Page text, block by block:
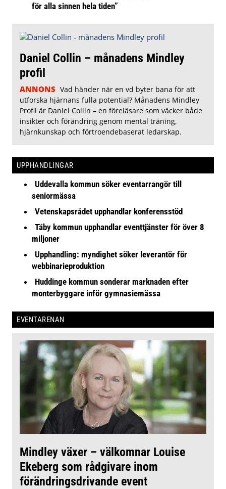
för alla sinnen hela tiden”
Daniel Collin – månadens Mindley
profil
ANNONS Vad händer när en vd byter bana för att
utforska hjärnans fulla potential? Månadens Mindley
Profil är Daniel Collin – en föreläsare som väcker både
insikter och förändring genom mental träning,
hjärnkunskap och förtroendebaserat ledarskap.
UPPHANDLINGAR
Uddevalla kommun söker eventarrangör till
seniormässa
Vetenskapsrådet upphandlar konferensstöd
Täby kommun upphandlar eventtjänster för över 8
miljoner
Upphandling: myndighet söker leverantör för
webbinarieproduktion
Huddinge kommun sonderar marknaden efter
monterbyggare inför gymnasiemässa
EVENTARENAN
Mindley växer – välkomnar Louise
Ekeberg som rådgivare inom
förändringsdrivande event